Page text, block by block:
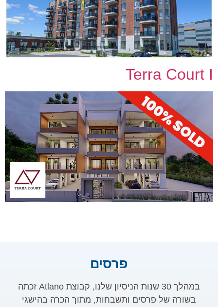
Terra Court I
פרסים
במהלך 30 שנות הניסיון שלנו, קבוצת Atlano זכתה
בשורה של פרסים ותשבחות, מתוך הכרה בהישגי